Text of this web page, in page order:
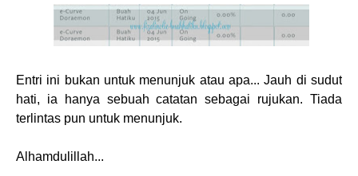
Entri ini bukan untuk menunjuk atau apa... Jauh di sudut
hati, ia hanya sebuah catatan sebagai rujukan. Tiada
terlintas pun untuk menunjuk.
Alhamdulillah...